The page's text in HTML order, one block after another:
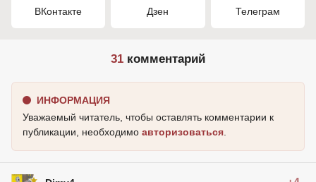
ВКонтакте Дзен Телеграм
31 комментарий
ИНФОРМАЦИЯ
Уважаемый читатель, чтобы оставлять комментарии к
публикации, необходимо авторизоваться